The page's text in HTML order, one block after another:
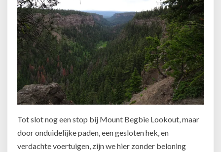
Tot slot nog een stop bij Mount Begbie Lookout, maar
door onduidelijke paden, een gesloten hek, en
verdachte voertuigen, zijn we hier zonder beloning